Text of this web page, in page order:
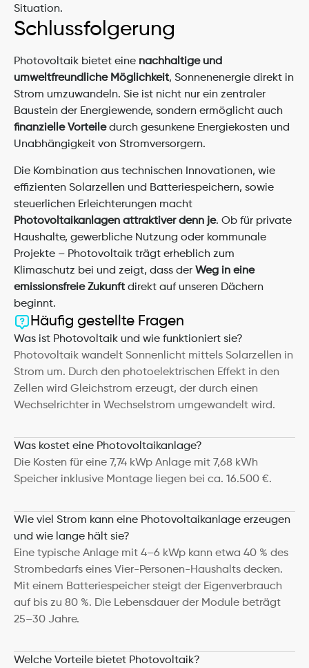
Situation.
Schlussfolgerung
Photovoltaik bietet eine nachhaltige und
umweltfreundliche Möglichkeit, Sonnenenergie direkt in
Strom umzuwandeln. Sie ist nicht nur ein zentraler
finanzielle Vorteile durch gesunkene Energiekosten und
Unabhängigkeit von Stromversorgern.
Die Kombination aus technischen Innovationen, wie
effizienten Solarzellen und Batteriespeichern, sowie
Photovoltaikanlagen attraktiver denn je. Ob für private
Haushalte, gewerbliche Nutzung oder kommunale
Projekte – Photovoltaik trägt erheblich zum
Klimaschutz bei und zeigt, dass der Weg in eine
emissionsfreie Zukunft direkt auf unseren Dächern
beginnt.
Häufig gestellte Fragen
Was ist Photovoltaik und wie funktioniert sie?
Photovoltaik wandelt Sonnenlicht mittels Solarzellen in
Strom um. Durch den photoelektrischen Effekt in den
Zellen wird Gleichstrom erzeugt, der durch einen
Wechselrichter in Wechselstrom umgewandelt wird.
Was kostet eine Photovoltaikanlage?
Die Kosten für eine 7,74 kWp Anlage mit 7,68 kWh
Speicher inklusive Montage liegen bei ca. 16.500 €.
Wie viel Strom kann eine Photovoltaikanlage erzeugen
und wie lange hält sie?
Eine typische Anlage mit 4–6 kWp kann etwa 40 % des
Strombedarfs eines Vier-Personen-Haushalts decken.
Mit einem Batteriespeicher steigt der Eigenverbrauch
auf bis zu 80 %. Die Lebensdauer der Module beträgt
25–30 Jahre.
Welche Vorteile bietet Photovoltaik?